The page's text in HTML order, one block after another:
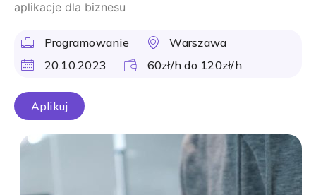
aplikacje dla biznesu
Programowanie
Warszawa
20.10.2023
60zł/h do 120zł/h
Aplikuj